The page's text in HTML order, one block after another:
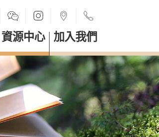
資源中心 加入我們